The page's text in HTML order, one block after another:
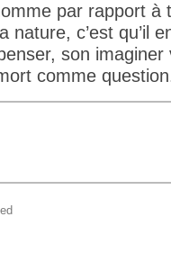
par rapport
nature, c’est qu’il
son
comme